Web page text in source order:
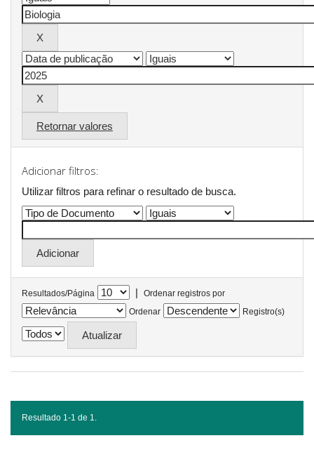
Retornar valores
Adicionar filtros:
Utilizar filtros para refinar o resultado de busca.
Resultados/Página |
Ordenar registros por
Ordenar
Registro(s)
Resultado 1-1 de 1.